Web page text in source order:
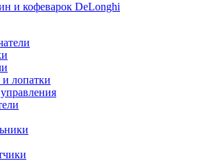
и кофеварок DeLonghi
лопатки